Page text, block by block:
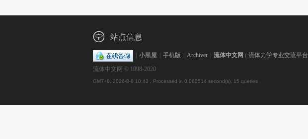
站点信息
小黑屋 手机版 Archiver 流体中文网 ( 流体力学专业交流平台
流体中文网 © 1998-2020
GMT+8, 2026-8-8 10:43 , Processed in 0.060514 second(s), 15 queries .